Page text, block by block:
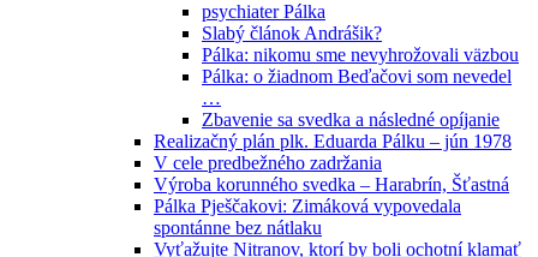
psychiater Pálka
Slabý článok Andrášik?
Pálka: nikomu sme nevyhrožovali väzbou
Pálka: o žiadnom Beďačovi som nevedel
…
Zbavenie sa svedka a následné opíjanie
Realizačný plán plk. Eduarda Pálku – jún 1978
V cele predbežného zadržania
Výroba korunného svedka – Harabrín, Šťastná
Pálka Pješčakovi: Zimáková vypovedala
spontánne bez nátlaku
Vyťažujte Nitranov, ktorí by boli ochotní klamať